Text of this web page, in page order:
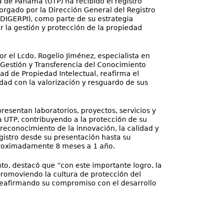
por la Dirección General del Registro
como parte de su estrategia
la gestión y protección de la propiedad
el Lcdo. Rogelio Jiménez, especialista en
y Transferencia del Conocimiento
de Propiedad Intelectual, reafirma el
con la valorización y resguardo de sus
laboratorios, proyectos, servicios y
contribuyendo a la protección de su
de la innovación, la calidad y
desde su presentación hasta su
8 meses a 1 año.
destacó que “con este importante logro, la
la cultura de protección del
su compromiso con el desarrollo